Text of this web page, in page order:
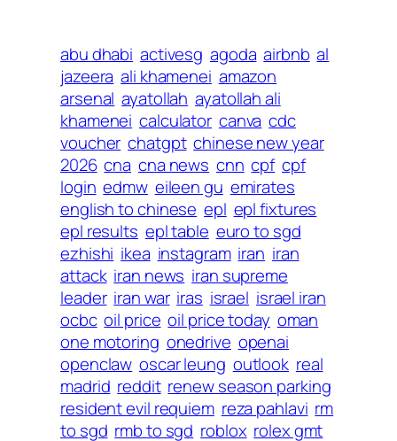
abu dhabi activesg agoda airbnb al
jazeera ali khamenei amazon
arsenal ayatollah ayatollah ali
khamenei calculator canva cdc
voucher chatgpt chinese new year
2026 cna cna news cnn cpf cpf
login edmw eileen gu emirates
english to chinese epl epl fixtures
epl results epl table euro to sgd
ezhishi ikea instagram iran iran
attack iran news iran supreme
leader iran war iras israel israel iran
ocbc oil price oil price today oman
one motoring onedrive openai
openclaw oscar leung outlook real
madrid reddit renew season parking
resident evil requiem reza pahlavi rm
to sgd rmb to sgd roblox rolex gmt